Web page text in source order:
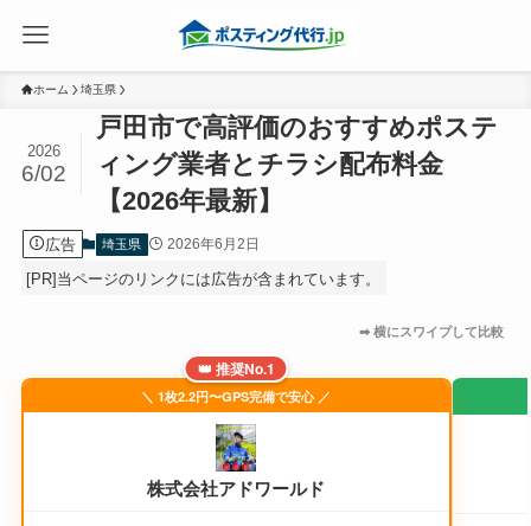
ホーム 埼玉県
戸田市で高評価のおすすめポステ
ィング業者とチラシ配布料金
【2026年最新】
2026
6/02
広告 埼玉県 2026年6月2日
[PR]当ページのリンクには広告が含まれています。
👑 推奨No.1
＼ 1枚2.2円〜GPS完備で安心 ／
株式会社アドワールド